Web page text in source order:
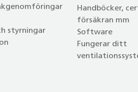
styrningar
Handböcker,
försäkran mm
Software
Fungerar ditt